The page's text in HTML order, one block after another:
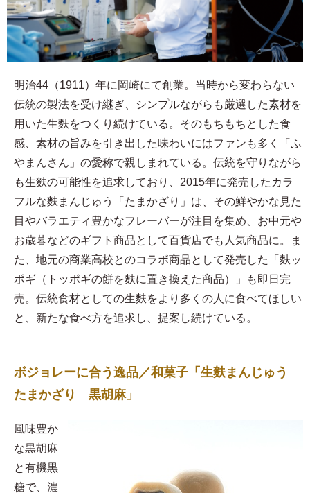
明治44（1911）年に岡崎にて創業。当時から変わらない
伝統の製法を受け継ぎ、シンプルながらも厳選した素材を
用いた生麩をつくり続けている。そのもちもちとした食
感、素材の旨みを引き出した味わいにはファンも多く「ふ
やまんさん」の愛称で親しまれている。伝統を守りながら
も生麩の可能性を追求しており、2015年に発売したカラ
フルな麩まんじゅう「たまかざり」は、その鮮やかな見た
目やバラエティ豊かなフレーバーが注目を集め、お中元や
お歳暮などのギフト商品として百貨店でも人気商品に。ま
た、地元の商業高校とのコラボ商品として発売した「麩ッ
ポギ（トッポギの餅を麩に置き換えた商品）」も即日完
売。伝統食材としての生麩をより多くの人に食べてほしい
と、新たな食べ方を追求し、提案し続けている。
ボジョレーに合う逸品／和菓子「生麩まんじゅう
たまかざり 黒胡麻」
風味豊か
な黒胡麻
と有機黒
糖で、濃